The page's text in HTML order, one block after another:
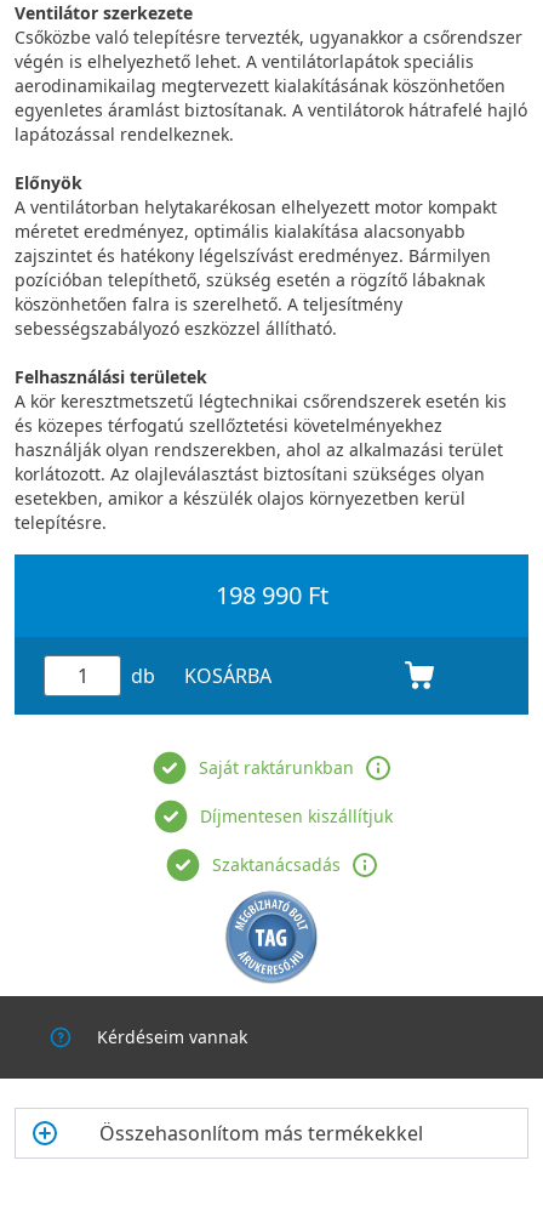
Ventilátor szerkezete
Csőközbe való telepítésre tervezték, ugyanakkor a csőrendszer
végén is elhelyezhető lehet. A ventilátorlapátok speciális
aerodinamikailag megtervezett kialakításának köszönhetően
egyenletes áramlást biztosítanak. A ventilátorok hátrafelé hajló
lapátozással rendelkeznek.
Előnyök
A ventilátorban helytakarékosan elhelyezett motor kompakt
méretet eredményez, optimális kialakítása alacsonyabb
zajszintet és hatékony légelszívást eredményez. Bármilyen
pozícióban telepíthető, szükség esetén a rögzítő lábaknak
köszönhetően falra is szerelhető. A teljesítmény
sebességszabályozó eszközzel állítható.
Felhasználási területek
A kör keresztmetszetű légtechnikai csőrendszerek esetén kis
és közepes térfogatú szellőztetési követelményekhez
használják olyan rendszerekben, ahol az alkalmazási terület
korlátozott. Az olajleválasztást biztosítani szükséges olyan
esetekben, amikor a készülék olajos környezetben kerül
telepítésre.
198 990 Ft
db KOSÁRBA
Saját raktárunkban
Díjmentesen kiszállítjuk
Szaktanácsadás
Kérdéseim vannak
Összehasonlítom más termékekkel